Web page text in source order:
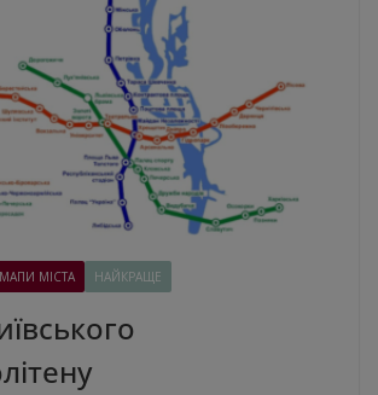
МАПИ МІСТА НАЙКРАЩЕ